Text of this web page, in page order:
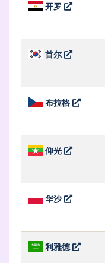
开罗
首尔
布拉格
仰光
华沙
利雅德